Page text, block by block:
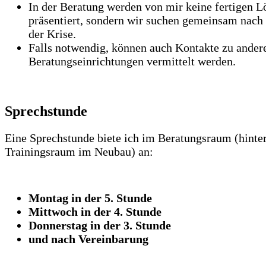
In der Beratung werden von mir keine fertigen
präsentiert, sondern wir suchen gemeinsam nach
der Krise.
Falls notwendig, können auch Kontakte zu
Beratungseinrichtungen vermittelt werden.
Sprechstunde
Eine Sprechstunde biete ich im Beratungsraum
Trainingsraum im Neubau) an:
Montag in der 5. Stunde
Mittwoch in der 4. Stunde
Donnerstag in der 3. Stunde
und nach Vereinbarung